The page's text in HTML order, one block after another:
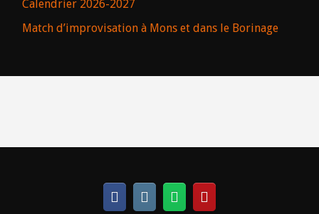
Calendrier 2026-2027
Match d’improvisation à Mons et dans le Borinage